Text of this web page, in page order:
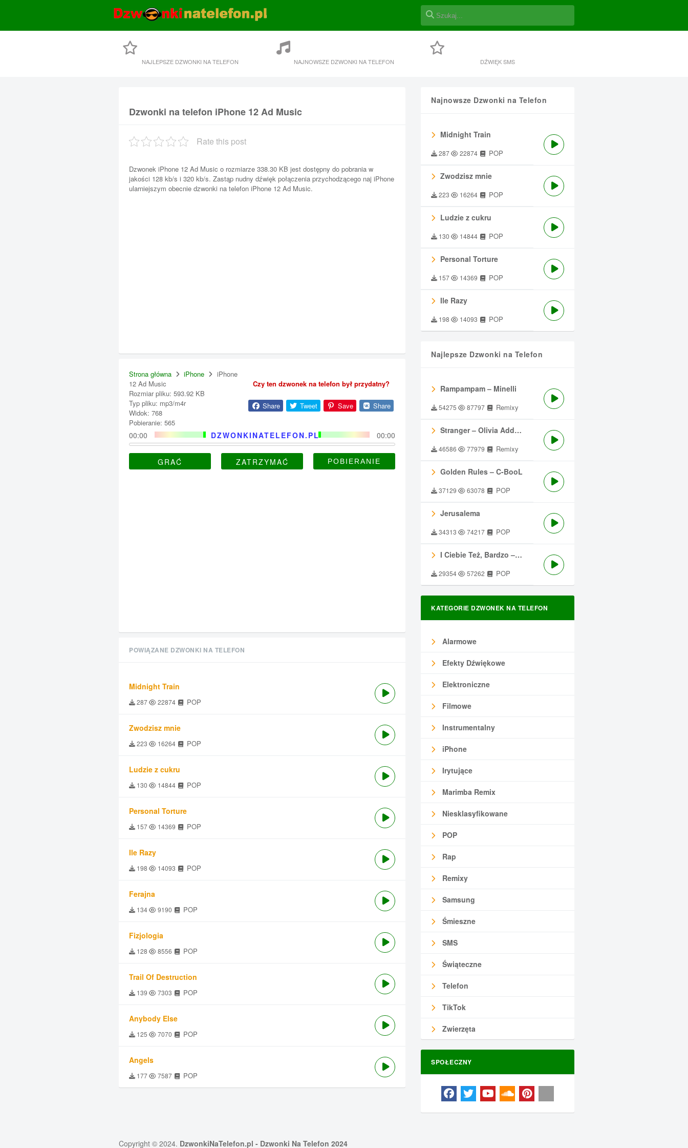
NAJLEPSZE DZWONKI NA TELEFON NAJNOWSZE DZWONKI NA TELEFON DŹWIĘK SMS
Dzwonki na telefon iPhone 12 Ad Music
Rate this post
Dzwonek iPhone 12 Ad Music o rozmiarze 338.30 KB jest dostępny do pobrania w
jakości 128 kb/s i 320 kb/s. Zastąp nudny dźwięk połączenia przychodzącego naj iPhone
ularniejszym obecnie dzwonki na telefon iPhone 12 Ad Music.
Strona główna iPhone
iPhone
12 Ad Music
Rozmiar pliku: 593.92 KB
Typ pliku: mp3/m4r
Widok: 768
Pobieranie: 565
Czy ten dzwonek na telefon był przydatny?
Share Tweet Save Share
DZWONKINATELEFON.PL
00:00 00:00
GRAĆ ZATRZYMAĆ
Najnowsze Dzwonki na Telefon
Midnight Train
287 22874 POP
Zwodzisz mnie
223 16264 POP
Ludzie z cukru
130 14844 POP
Personal Torture
157 14369 POP
Ile Razy
198 14093 POP
Najlepsze Dzwonki na Telefon
Rampampam – Minelli
54275 87797 Remixy
Stranger – Olivia Addams
46586 77979 Remixy
Golden Rules – C-BooL
37129 63078 POP
Jerusalema
34313 74217 POP
I Ciebie Też, Bardzo – Męskie Granie
29354 57262 POP
KATEGORIE DZWONEK NA TELEFON
Alarmowe
Efekty Dźwiękowe
Elektroniczne
Filmowe
Instrumentalny
iPhone
Irytujące
Marimba Remix
Niesklasyfikowane
POP
Rap
Remixy
Samsung
Śmieszne
SMS
Świąteczne
Telefon
TikTok
Zwierzęta
SPOŁECZNY
POWIĄZANE DZWONKI NA TELEFON
Midnight Train
287 22874 POP
Zwodzisz mnie
223 16264 POP
Ludzie z cukru
130 14844 POP
Personal Torture
157 14369 POP
Ile Razy
198 14093 POP
Ferajna
134 9190 POP
Fizjologia
128 8556 POP
Trail Of Destruction
139 7303 POP
Anybody Else
125 7070 POP
Angels
177 7587 POP
Copyright © 2024. DzwonkiNaTelefon.pl - Dzwonki Na Telefon 2024